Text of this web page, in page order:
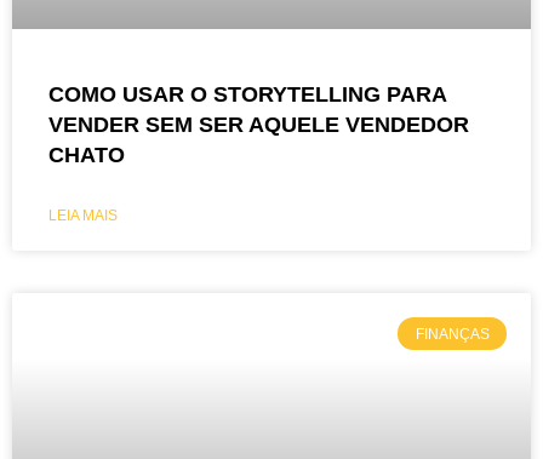
COMO USAR O STORYTELLING PARA
VENDER SEM SER AQUELE VENDEDOR
CHATO
LEIA MAIS
FINANÇAS